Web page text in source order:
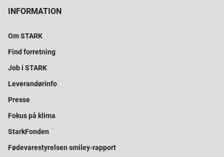
INFORMATION
Om STARK
Find forretning
Job i STARK
Leverandørinfo
Presse
Fokus på klima
StarkFonden
Fødevarestyrelsen smiley-rapport